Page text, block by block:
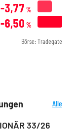
-3,77 %
-6,50 %
Börse: Tradegate
Alle
33/26